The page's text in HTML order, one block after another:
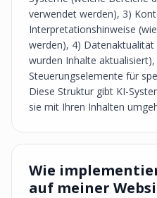
verwendet werden), 3)
Interpretationshinweise
werden), 4) Datenaktualität
wurden Inhalte
Steuerungselemente für
Diese Struktur gibt KI-
sie mit Ihren Inhalten
Wie
auf meiner